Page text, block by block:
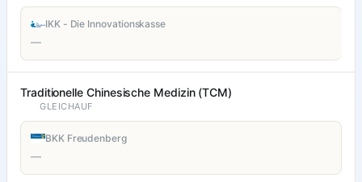
IKK - Die Innovationskasse
—
Traditionelle Chinesische Medizin (TCM)
GLEICHAUF
BKK Freudenberg
—